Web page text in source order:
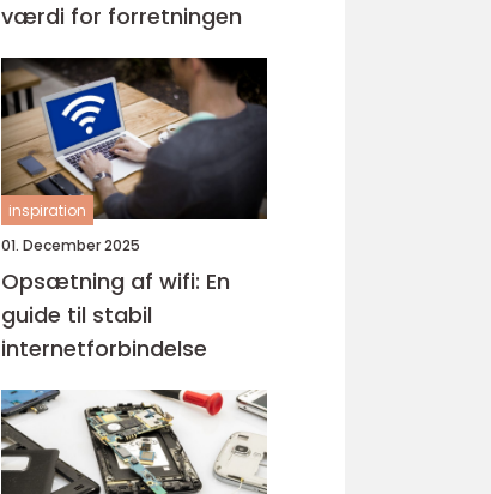
værdi for forretningen
inspiration
01. December 2025
Opsætning af wifi: En
guide til stabil
internetforbindelse